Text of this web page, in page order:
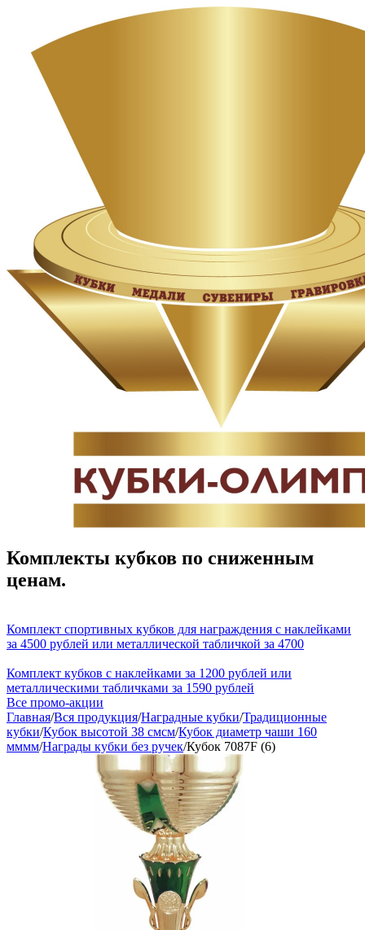
Комплекты кубков по сниженным
ценам.
Комплект спортивных кубков для награждения с наклейками
за 4500 рублей или металлической табличкой за 4700
Комплект кубков с наклейками за 1200 рублей или
металлическими табличками за 1590 рублей
Все промо-акции
Главная/Вся продукция/Наградные кубки/Традиционные
кубки/Кубок высотой 38 смсм/Кубок диаметр чаши 160
мммм/Награды кубки без ручек/Кубок 7087F (6)